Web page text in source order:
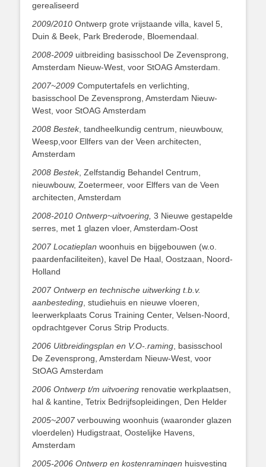
gerealiseerd
2009/2010 Ontwerp grote vrijstaande villa, kavel 5,
Duin & Beek, Park Brederode, Bloemendaal.
2008-2009 uitbreiding basisschool De Zevensprong,
Amsterdam Nieuw-West, voor StOAG Amsterdam.
2007~2009 Computertafels en verlichting,
basisschool De Zevensprong, Amsterdam Nieuw-
West, voor StOAG Amsterdam
2008 Bestek, tandheelkundig centrum, nieuwbouw,
Weesp,voor Ellfers van der Veen architecten,
Amsterdam
2008 Bestek, Zelfstandig Behandel Centrum,
nieuwbouw, Zoetermeer, voor Elffers van de Veen
architecten, Amsterdam
2008-2010 Ontwerp~uitvoering, 3 Nieuwe gestapelde
serres, met 1 glazen vloer, Amsterdam-Oost
2007 Locatieplan woonhuis en bijgebouwen (w.o.
paardenfaciliteiten), kavel De Haal, Oostzaan, Noord-
Holland
2007 Ontwerp en technische uitwerking t.b.v.
aanbesteding, studiehuis en nieuwe vloeren,
leerwerkplaats Corus Training Center, Velsen-Noord,
opdrachtgever Corus Strip Products.
2006 Uitbreidingsplan en V.O-.raming, basisschool
De Zevensprong, Amsterdam Nieuw-West, voor
StOAG Amsterdam
2006 Ontwerp t/m uitvoering renovatie werkplaatsen,
hal & kantine, Tetrix Bedrijfsopleidingen, Den Helder
2005~2007 verbouwing woonhuis (waaronder glazen
vloerdelen) Hudigstraat, Oostelijke Havens,
Amsterdam
2005-2006 Ontwerp en kostenramingen huisvesting